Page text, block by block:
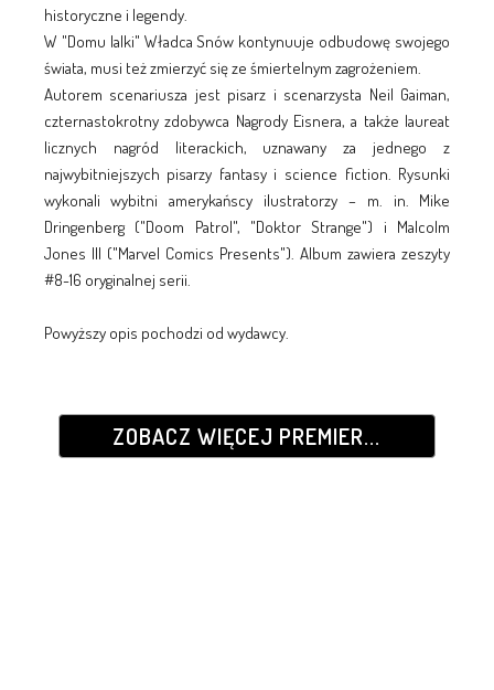
historyczne i legendy.
W "Domu lalki" Władca Snów kontynuuje odbudowę swojego
świata, musi też zmierzyć się ze śmiertelnym zagrożeniem.
Autorem scenariusza jest pisarz i scenarzysta Neil Gaiman,
czternastokrotny zdobywca Nagrody Eisnera, a także laureat
licznych nagród literackich, uznawany za jednego z
najwybitniejszych pisarzy fantasy i science fiction. Rysunki
wykonali wybitni amerykańscy ilustratorzy – m. in. Mike
Dringenberg ("Doom Patrol", "Doktor Strange") i Malcolm
Jones III ("Marvel Comics Presents"). Album zawiera zeszyty
#8-16 oryginalnej serii.
Powyższy opis pochodzi od wydawcy.
ZOBACZ WIĘCEJ PREMIER...